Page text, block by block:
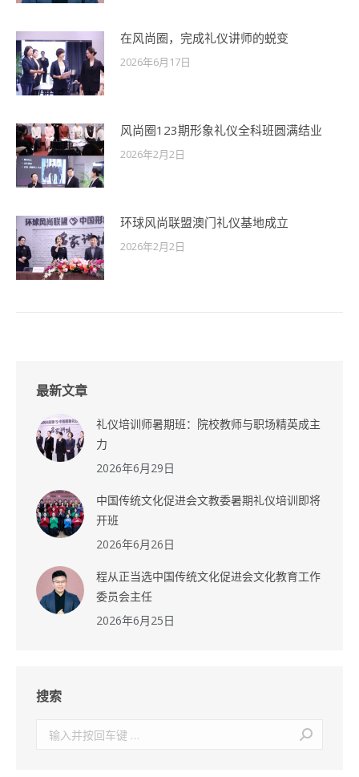
在风尚圈，完成礼仪讲师的蜕变
2026年6月17日
风尚圈123期形象礼仪全科班圆满结业
2026年2月2日
环球风尚联盟澳门礼仪基地成立
2026年2月2日
最新文章
礼仪培训师暑期班：院校教师与职场精英成主
力
2026年6月29日
中国传统文化促进会文教委暑期礼仪培训即将
开班
2026年6月26日
程从正当选中国传统文化促进会文化教育工作
委员会主任
2026年6月25日
搜索